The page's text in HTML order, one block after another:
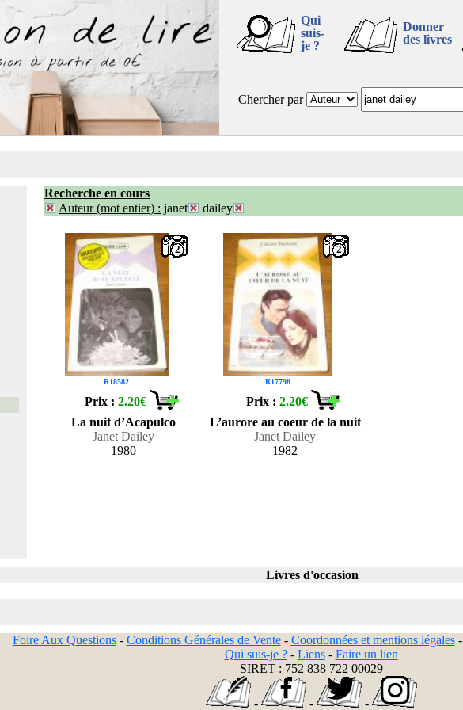
Qui
suis-
je ?
Donner
des livres
Chercher par
Recherche en cours
Auteur (mot entier) : janet dailey
R18582
2
Prix :2.20€
La nuit d’Acapulco
Janet Dailey
1980
R17798
2
Prix :2.20€
L’aurore au coeur de la nuit
Janet Dailey
1982
Livres d'occasion
Foire Aux Questions- Conditions Générales de Vente- Coordonnées et mentions légales-
Qui suis-je ?- Liens- Faire un lien
SIRET : 752 838 722 00029
- - -